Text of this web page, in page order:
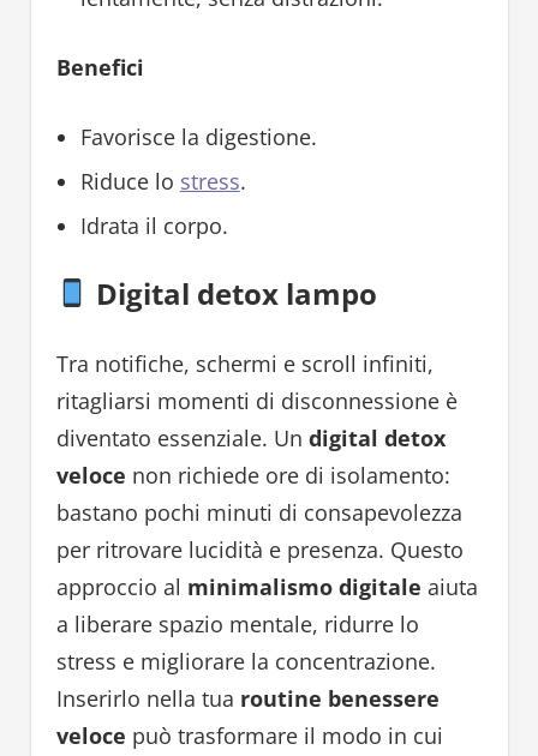
Benefici
Favorisce la digestione.
Riduce lo stress.
Idrata il corpo.
Digital detox lampo
Tra notifiche, schermi e scroll infiniti,
ritagliarsi momenti di disconnessione è
diventato essenziale. Un digital detox
veloce non richiede ore di isolamento:
bastano pochi minuti di consapevolezza
per ritrovare lucidità e presenza. Questo
approccio al minimalismo digitale aiuta
a liberare spazio mentale, ridurre lo
stress e migliorare la concentrazione.
Inserirlo nella tua routine benessere
veloce può trasformare il modo in cui